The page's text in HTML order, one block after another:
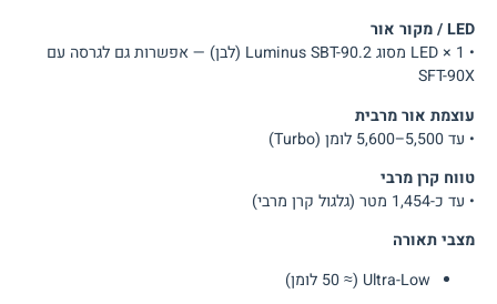
LED / מקור אור
• 1 × LED מסוג Luminus SBT-90.2 (לבן) — אפשרות גם לגרסה עם
SFT-90X
עוצמת אור מרבית
• עד 5,500–5,600 לומן (Turbo)
טווח קרן מרבי
• עד כ-1,454 מטר (גלגול קרן מרבי)
מצבי תאורה
Ultra-Low (≈ 50 לומן)